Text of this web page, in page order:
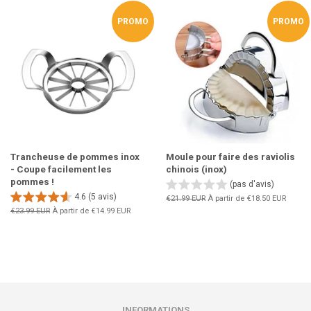
PROMO
Trancheuse de pommes inox
- Coupe facilement les
pommes !
4.6 (5 avis)
Prix
€23.99 EUR À partir de €14.99 EUR
PROMO
Moule pour faire des raviolis
chinois (inox)
(pas d'avis)
Prix
€21.99 EUR À partir de €18.50 EUR